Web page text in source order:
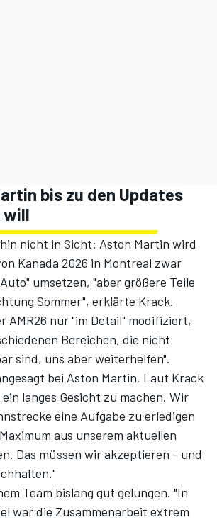
bis zu den Updates
will
nicht in Sicht: Aston Martin wird
Kanada 2026 in Montreal zwar
umsetzen, "abergrößere Teile
Sommer", erklärte Krack.
AMR26 nur "im Detail" modifiziert,
Bereichen, die nicht
sind, uns aber weiterhelfen".
bei Aston Martin. Laut Krack
langes Gesicht zu machen. Wir
eine Aufgabe zu erledigen
aus unserem aktuellen
Das müssen wir akzeptieren - und
Team bislang gut gelungen. "In
war die Zusammenarbeit extrem